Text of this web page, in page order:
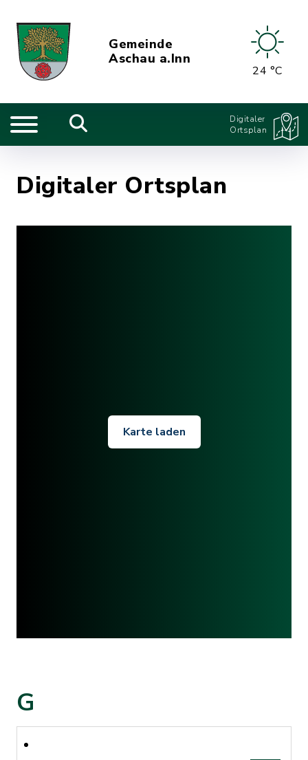
Gemeinde
Aschau a.Inn
24 °C
Digitaler
Ortsplan
Digitaler Ortsplan
Karte laden
G